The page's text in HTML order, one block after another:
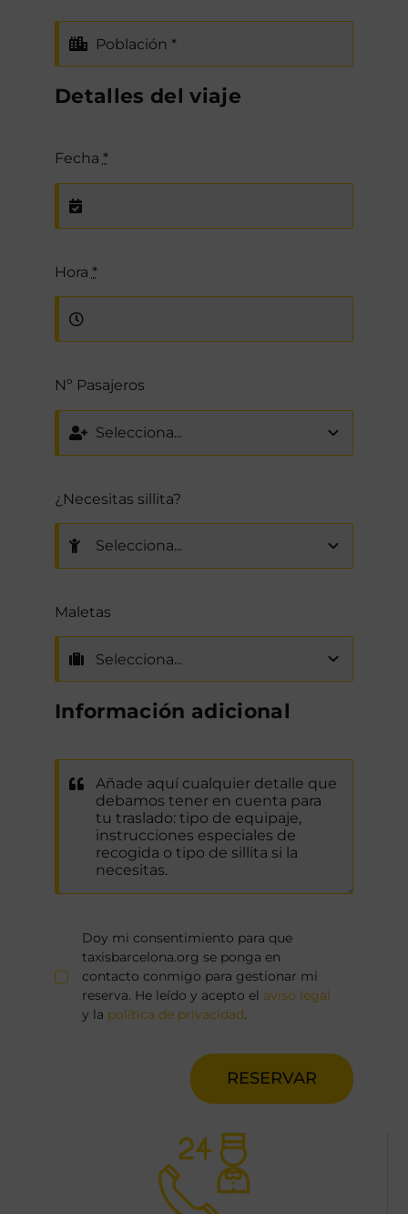
Detalles del viaje
Fecha *
Hora *
Nº Pasajeros
¿Necesitas sillita?
Maletas
Información adicional
Doy mi consentimiento para que
taxisbarcelona.org se ponga en
contacto conmigo para gestionar mi
reserva. He leído y acepto el aviso legal
y la política de privacidad.
RESERVAR